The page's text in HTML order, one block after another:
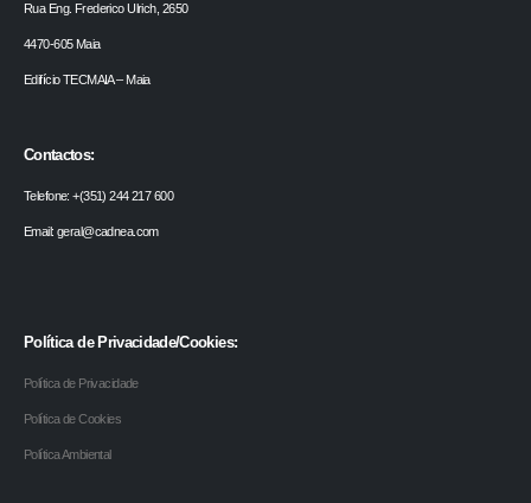
Rua Eng. Frederico Ulrich, 2650
4470-605 Maia
Edifício TECMAIA – Maia
Contactos:
Telefone: +(351) 244 217 600
Email: geral@cadnea.com
Política de Privacidade/Cookies:
Política de Privacidade
Política de Cookies
Política Ambiental